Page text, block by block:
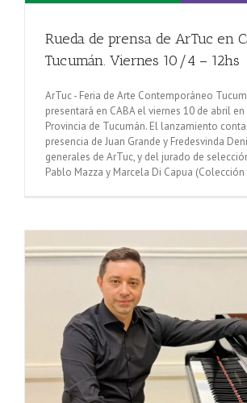
Rueda de prensa de ArTuc en
Tucumán. Viernes 10/4 – 12hs
ArTuc - Feria de Arte Contemporáneo
presentará en CABA el viernes 10 de abril
Provincia de Tucumán. El lanzamiento
presencia de Juan Grande y Fredesvinda
generales de ArTuc, y del jurado de
Pablo Mazza y Marcela Di Capua